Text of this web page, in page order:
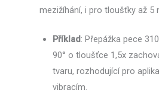
mezižíhání, i pro tloušťky až 5
Příklad: Přepážka pece
90° o tloušťce 1,5x
tvaru, rozhodující pro
vibracím.